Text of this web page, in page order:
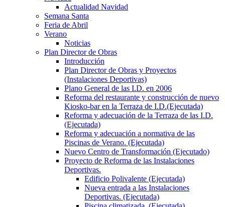
Actualidad Navidad
Semana Santa
Feria de Abril
Verano
Noticias
Plan Director de Obras
Introducción
Plan Director de Obras y Proyectos
(Instalaciones Deportivas)
Plano General de las I.D. en 2006
Reforma del restaurante y construcción de nuevo
Kiosko-bar en la Terraza de I.D.(Ejecutada)
Reforma y adecuación de la Terraza de las I.D.
(Ejecutada)
Reforma y adecuación a normativa de las
Piscinas de Verano. (Ejecutada)
Nuevo Centro de Transformación (Ejecutado)
Proyecto de Reforma de las Instalaciones
Deportivas.
Edificio Polivalente (Ejecutada)
Nueva entrada a las Instalaciones
Deportivas. (Ejecutada)